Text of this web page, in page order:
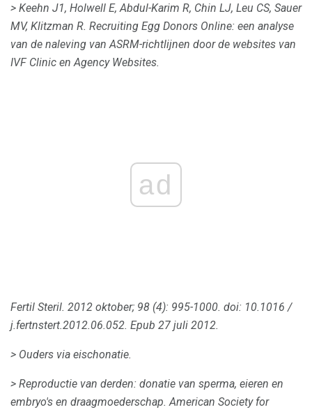
> Keehn J1, Holwell E, Abdul-Karim R, Chin LJ, Leu CS, Sauer
MV, Klitzman R. Recruiting Egg Donors Online: een analyse
van de naleving van ASRM-richtlijnen door de websites van
IVF Clinic en Agency Websites.
ad
Fertil Steril. 2012 oktober; 98 (4): 995-1000. doi: 10.1016 /
j.fertnstert.2012.06.052. Epub 27 juli 2012.
> Ouders via eischonatie.
> Reproductie van derden: donatie van sperma, eieren en
embryo's en draagmoederschap. American Society for